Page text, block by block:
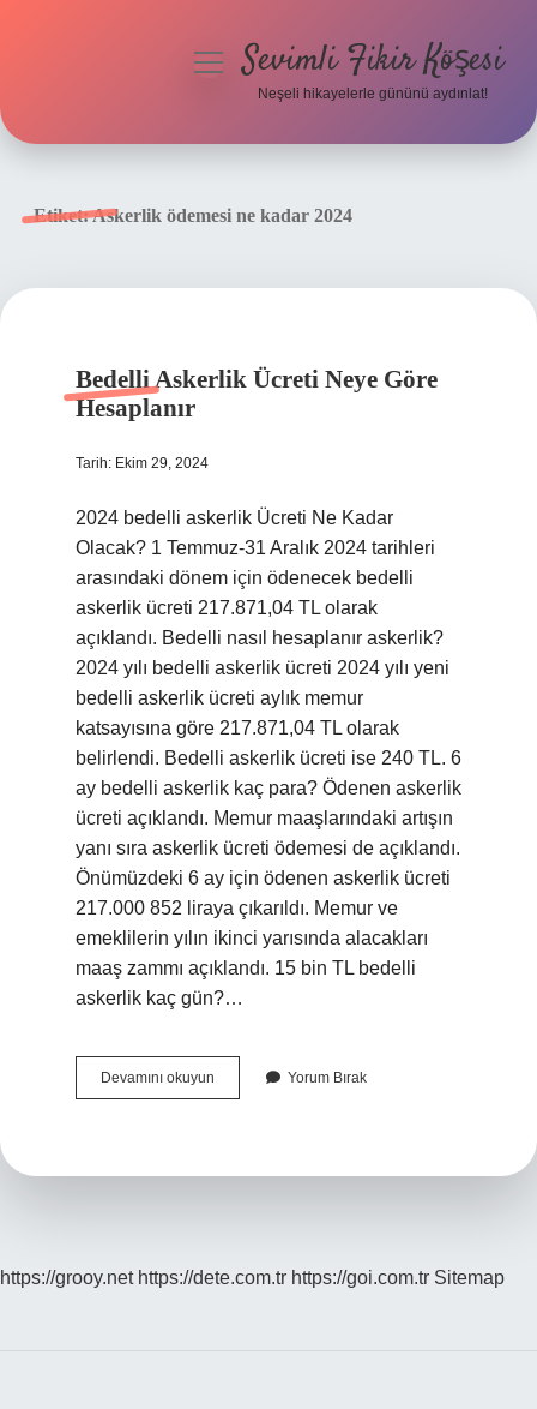
menüyüSevimli Fikir Köşesi
Neşeli hikayelerle gününü aydınlat!
Etiket:Askerlik ödemesi ne kadar 2024
Bedelli Askerlik Ücreti Neye Göre
Hesaplanır
Tarih: Ekim 29, 2024
2024 bedelli askerlik Ücreti Ne Kadar
Olacak? 1 Temmuz-31 Aralık 2024 tarihleri ​​
arasındaki dönem için ödenecek bedelli
askerlik ücreti 217.871,04 TL olarak
açıklandı. Bedelli nasıl hesaplanır askerlik?
2024 yılı bedelli askerlik ücreti 2024 yılı yeni
bedelli askerlik ücreti aylık memur
katsayısına göre 217.871,04 TL olarak
belirlendi. Bedelli askerlik ücreti ise 240 TL. 6
ay bedelli askerlik kaç para? Ödenen askerlik
ücreti açıklandı. Memur maaşlarındaki artışın
yanı sıra askerlik ücreti ödemesi de açıklandı.
Önümüzdeki 6 ay için ödenen askerlik ücreti
217.000 852 liraya çıkarıldı. Memur ve
emeklilerin yılın ikinci yarısında alacakları
maaş zammı açıklandı. 15 bin TL bedelli
askerlik kaç gün?…
Devamını okuyun
Askerlik
Yorum Bırak
https://grooy.net https://dete.com.tr https://goi.com.tr Sitemap